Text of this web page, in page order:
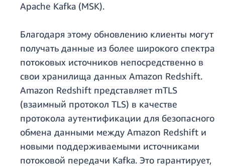
Apache Kafka (MSK).
Благодаря этому обновлению клиенты могут
получать данные из более широкого спектра
потоковых источников непосредственно в
свои хранилища данных Amazon Redshift.
Amazon Redshift представляет mTLS
(взаимный протокол TLS) в качестве
протокола аутентификации для безопасного
обмена данными между Amazon Redshift и
новыми поддерживаемыми источниками
потоковой передачи Kafka. Это гарантирует,